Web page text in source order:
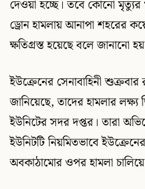
দেওয়া হচ্ছে। তবে কোনো মৃত্যুর
ড্রোন হামলায় আনাপা শহরের
ক্ষতিগ্রস্ত হয়েছে বলে জানানো
ইউক্রেনের সেনাবাহিনী
জানিয়েছে, তাদের হামলার
ইউনিটের সদর দপ্তর। তারা
ইউনিটটি নিয়মিতভাবে
অবকাঠামোর ওপর হামলা